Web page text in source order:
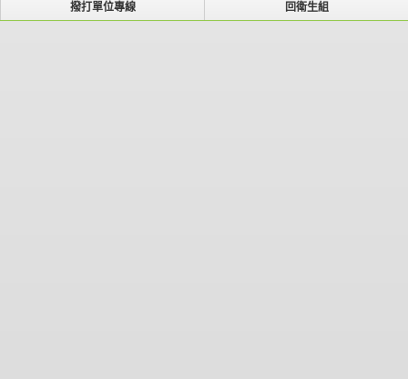
撥打單位專線 回衛生組